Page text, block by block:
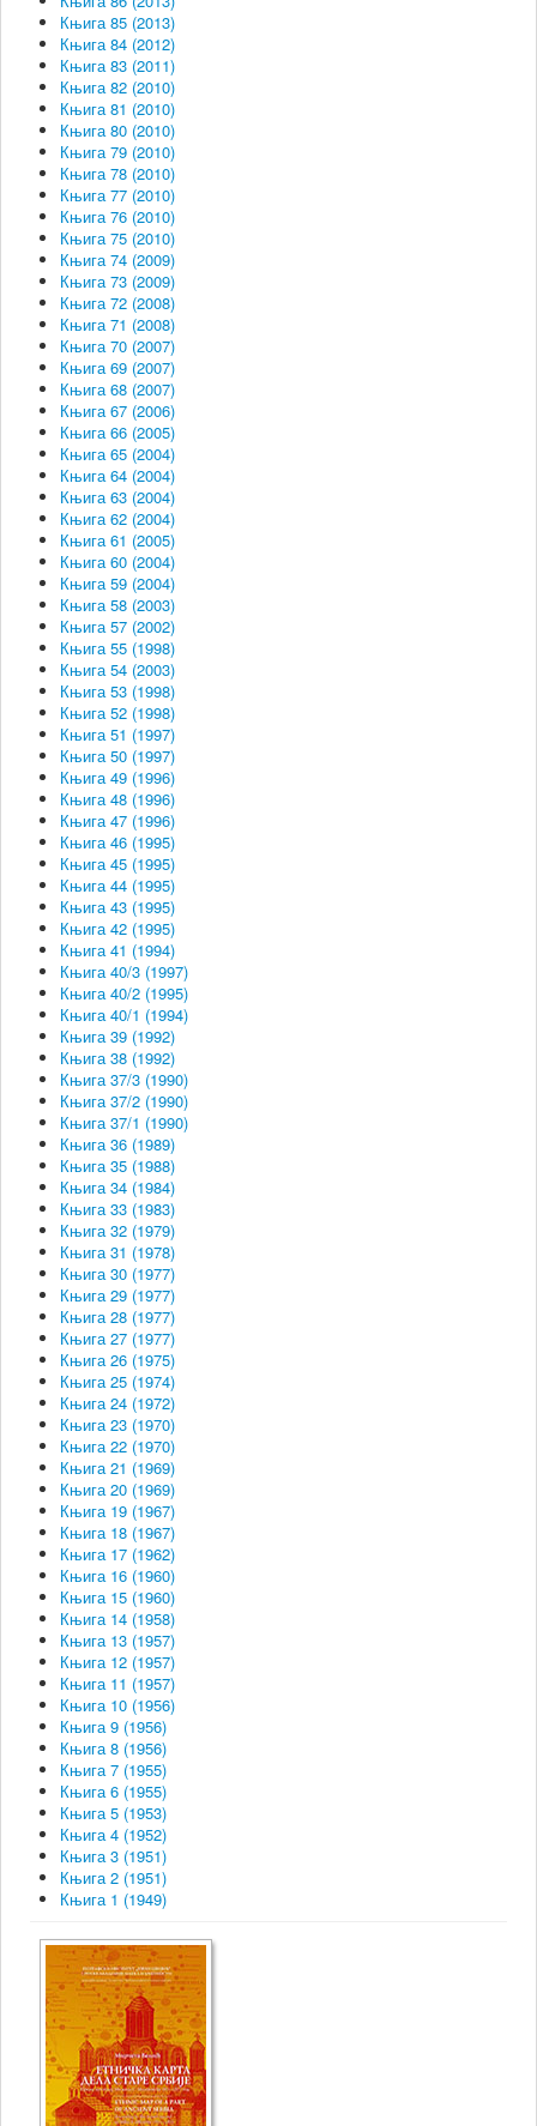
Књига 85 (2013)
Књига 84 (2012)
Књига 83 (2011)
Књига 82 (2010)
Књига 81 (2010)
Књига 80 (2010)
Књига 79 (2010)
Књига 78 (2010)
Књига 77 (2010)
Књига 76 (2010)
Књига 75 (2010)
Књига 74 (2009)
Књига 73 (2009)
Књига 72 (2008)
Књига 71 (2008)
Књига 70 (2007)
Књига 69 (2007)
Књига 68 (2007)
Књига 67 (2006)
Књига 66 (2005)
Књига 65 (2004)
Књига 64 (2004)
Књига 63 (2004)
Књига 62 (2004)
Књига 61 (2005)
Књига 60 (2004)
Књига 59 (2004)
Књига 58 (2003)
Књига 57 (2002)
Књига 55 (1998)
Књига 54 (2003)
Књига 53 (1998)
Књига 52 (1998)
Књига 51 (1997)
Књига 50 (1997)
Књига 49 (1996)
Књига 48 (1996)
Књига 47 (1996)
Књига 46 (1995)
Књига 45 (1995)
Књига 44 (1995)
Књига 43 (1995)
Књига 42 (1995)
Књига 41 (1994)
Књига 40/3 (1997)
Књига 40/2 (1995)
Књига 40/1 (1994)
Књига 39 (1992)
Књига 38 (1992)
Књига 37/3 (1990)
Књига 37/2 (1990)
Књига 37/1 (1990)
Књига 36 (1989)
Књига 35 (1988)
Књига 34 (1984)
Књига 33 (1983)
Књига 32 (1979)
Књига 31 (1978)
Књига 30 (1977)
Књига 29 (1977)
Књига 28 (1977)
Књига 27 (1977)
Књига 26 (1975)
Књига 25 (1974)
Књига 24 (1972)
Књига 23 (1970)
Књига 22 (1970)
Књига 21 (1969)
Књига 20 (1969)
Књига 19 (1967)
Књига 18 (1967)
Књига 17 (1962)
Књига 16 (1960)
Књига 15 (1960)
Књига 14 (1958)
Књига 13 (1957)
Књига 12 (1957)
Књига 11 (1957)
Књига 10 (1956)
Књига 9 (1956)
Књига 8 (1956)
Књига 7 (1955)
Књига 6 (1955)
Књига 5 (1953)
Књига 4 (1952)
Књига 3 (1951)
Књига 2 (1951)
Књига 1 (1949)